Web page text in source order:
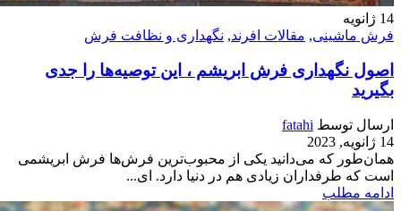
14 ژانویه
فرش ماشینی, مقالات افرند, نگهداری و نظافت فرش
اصول نگهداری فرش ابریشم ، این توصیه‌ها را جدی
بگیرید
ارسال توسط fatahi
14 ژانویه, 2023
همان‌طور که می‌دانید یکی از محبوب‌ترین فرش‌ها فرش‌ ابریشمی
است که طرفداران زیادی هم در دنیا دارد. ای...
ادامه مطلب